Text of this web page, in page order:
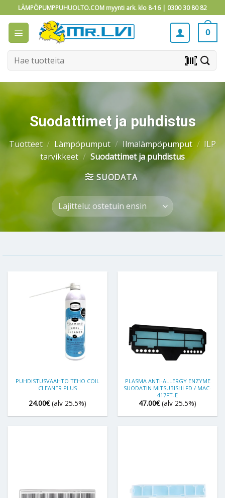
to
content
LÄMPÖPUMPPUHUOLTO.COM myynti ark. klo 8-16 | 0300 30 80 82
0
Etsi: barcode_scanner
Suodattimet ja puhdistus
Tuotteet / Lämpöpumput / Ilmalämpöpumput / ILP
tarvikkeet / Suodattimet ja puhdistus
SUODATA
PUHDISTUSVAAHTO TEHO COIL
CLEANER PLUS
24.00€ (alv 25.5%)
PLASMA ANTI-ALLERGY ENZYME
SUODATIN MITSUBISHI FD / MAC-
417FT-E
47.00€ (alv 25.5%)